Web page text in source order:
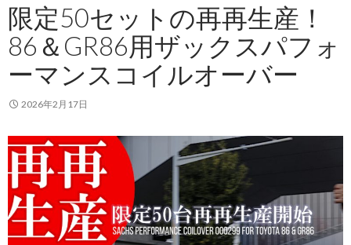
限定50セットの再再生産！
86＆GR86用ザックスパフォ
ーマンスコイルオーバー
2026年2月17日